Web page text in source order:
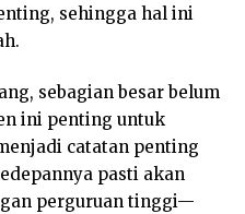
sehingga hal ini
sebagian besar belum
ini penting untuk
catatan penting
pasti akan
perguruan tinggi—